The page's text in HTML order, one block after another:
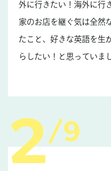
外に行きたい！海外に行
家のお店を継ぐ気は全然
たこと、好きな英語を生
らしたい！と思っていま
9